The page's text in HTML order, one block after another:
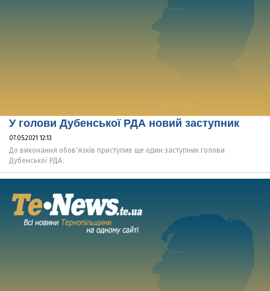
У голови Дубенської РДА новий заступник
07.05.2021 12:13
До виконання обов‘язків приступив ще один заступник голови
Дубенської РДА.